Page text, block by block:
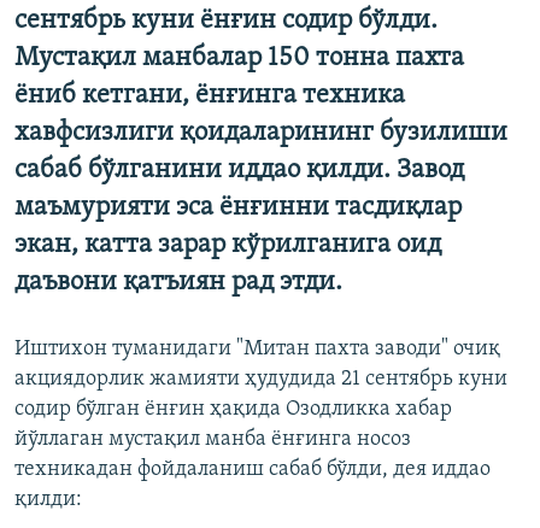
сентябрь куни ёнғин содир бўлди.
Мустақил манбалар 150 тонна пахта
ёниб кетгани, ёнғинга техника
хавфсизлиги қоидаларининг бузилиши
сабаб бўлганини иддао қилди. Завод
маъмурияти эса ёнғинни тасдиқлар
экан, катта зарар кўрилганига оид
даъвони қатъиян рад этди.
Иштихон туманидаги "Митан пахта заводи" очиқ
акциядорлик жамияти ҳудудида 21 сентябрь куни
содир бўлган ёнғин ҳақида Озодликка хабар
йўллаган мустақил манба ёнғинга носоз
техникадан фойдаланиш сабаб бўлди, дея иддао
қилди: